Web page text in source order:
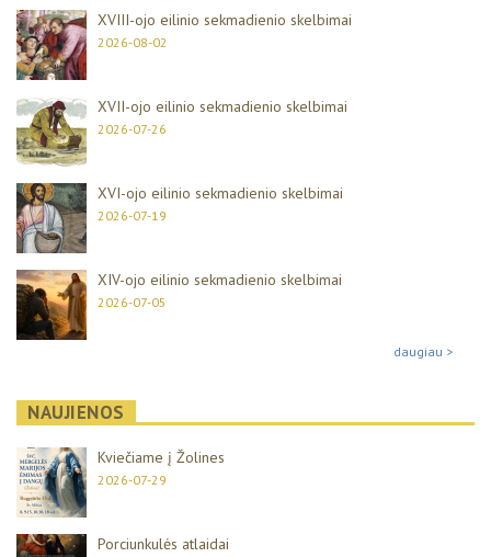
XVIII-ojo eilinio sekmadienio skelbimai
2026-08-02
XVII-ojo eilinio sekmadienio skelbimai
2026-07-26
XVI-ojo eilinio sekmadienio skelbimai
2026-07-19
XIV-ojo eilinio sekmadienio skelbimai
2026-07-05
daugiau >
NAUJIENOS
Kviečiame į Žolines
2026-07-29
Porciunkulės atlaidai